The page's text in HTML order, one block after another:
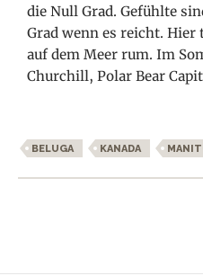
die Null Grad. Gefühlte
Grad wenn es reicht.
auf dem Meer rum. Im
Churchill, Polar Bear
BELUGA KANADA